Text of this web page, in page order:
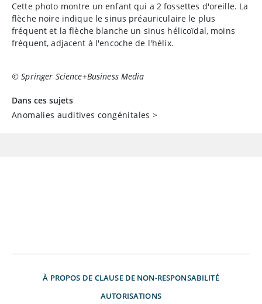
Cette photo montre un enfant qui a 2 fossettes d'oreille. La
flèche noire indique le sinus préauriculaire le plus
fréquent et la flèche blanche un sinus hélicoïdal, moins
fréquent, adjacent à l'encoche de l'hélix.
© Springer Science+Business Media
Dans ces sujets
Anomalies auditives congénitales >
À PROPOS DE CLAUSE DE NON-RESPONSABILITÉ
AUTORISATIONS